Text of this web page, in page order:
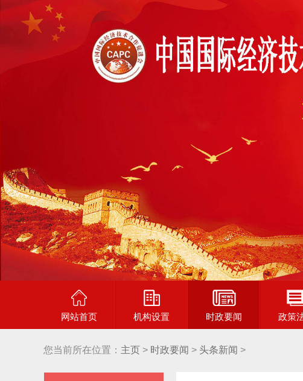
网站首页 机构设置 时政要闻 政策
您当前所在位置： 主页 > 时政要闻 > 头条新闻 >